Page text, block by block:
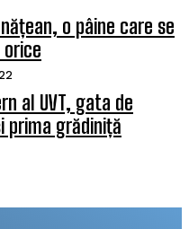
o pâine care se
al UVT, gata de
prima grădiniță